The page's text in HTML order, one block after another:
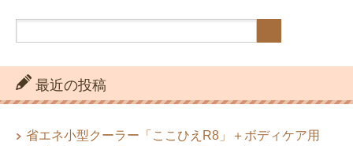
最近の投稿
省エネ小型クーラー「ここひえR8」＋ボディケア用